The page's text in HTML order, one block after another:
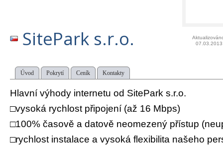
SitePark s.r.o.
07.03.2013
Úvod Pokrytí Ceník Kontakty
Hlavní výhody internetu od SitePark s.r.o.
□vysoká rychlost připojení (až 16 Mbps)
□100% časově a datově neomezený přístup
□rychlost instalace a vysoká flexibilita našeho